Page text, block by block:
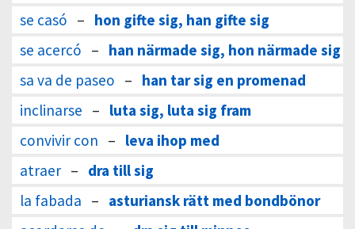
se casó – hon gifte sig, han gifte sig
se acercó – han närmade sig, hon närmade sig
sa va de paseo – han tar sig en promenad
inclinarse – luta sig, luta sig fram
convivir con – leva ihop med
atraer – dra till sig
la fabada – asturiansk rätt med bondbönor